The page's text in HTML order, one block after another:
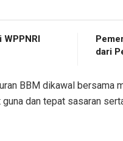
WPPNRI
dari
BBM dikawal bersama
dan tepat sasaran